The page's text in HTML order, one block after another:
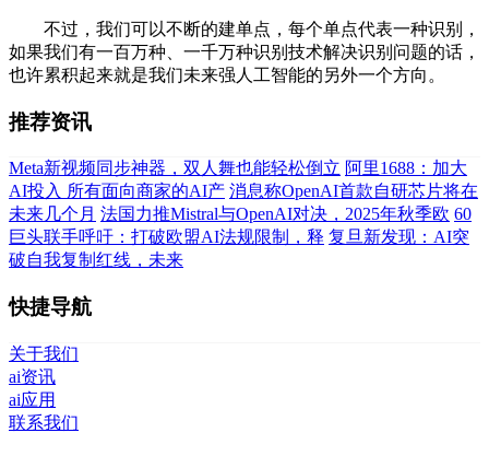
不过，我们可以不断的建单点，每个单点代表一种识别，
如果我们有一百万种、一千万种识别技术解决识别问题的话，
也许累积起来就是我们未来强人工智能的另外一个方向。
推荐资讯
Meta新视频同步神器，双人舞也能轻松倒立 阿里1688：加大
AI投入 所有面向商家的AI产 消息称OpenAI首款自研芯片将在
未来几个月 法国力推Mistral与OpenAI对决，2025年秋季欧 60
巨头联手呼吁：打破欧盟AI法规限制，释 复旦新发现：AI突
破自我复制红线，未来
快捷导航
关于我们
ai资讯
ai应用
联系我们